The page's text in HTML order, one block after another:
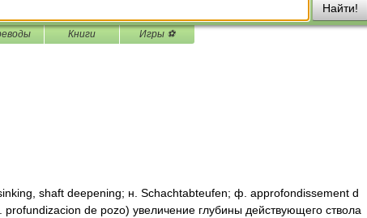
Найти!
Книги Игры ⚽
shaft deepening; н. Schachtabteufen; ф. approfondissement d
de pozo) увеличение глубины действующего ствола